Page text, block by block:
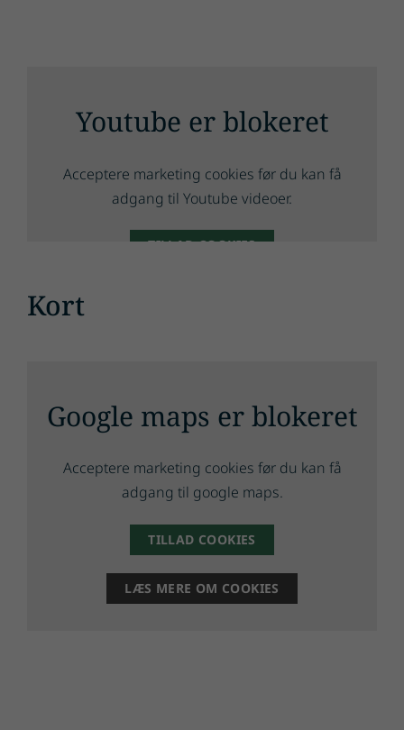
Youtube er blokeret
Acceptere marketing cookies før du kan få
adgang til Youtube videoer.
TILLAD COOKIES
Kort
Google maps er blokeret
Acceptere marketing cookies før du kan få
adgang til google maps.
TILLAD COOKIES
LÆS MERE OM COOKIES